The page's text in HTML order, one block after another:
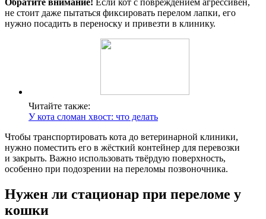
Обратите внимание! Если кот с повреждением агрессивен,
не стоит даже пытаться фиксировать перелом лапки, его
нужно посадить в переноску и привезти в клинику.
Читайте также:
У кота сломан хвост: что делать
Чтобы транспортировать кота до ветеринарной клиники,
нужно поместить его в жёсткий контейнер для перевозки
и закрыть. Важно использовать твёрдую поверхность,
особенно при подозрении на переломы позвоночника.
Нужен ли стационар при переломе у
кошки